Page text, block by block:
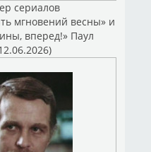
сериалов
мгновений весны» и
вперед!» Паул